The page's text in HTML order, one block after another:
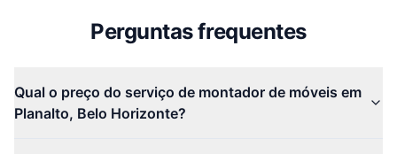
Perguntas frequentes
Qual o preço do serviço de montador de móveis em
Planalto, Belo Horizonte?